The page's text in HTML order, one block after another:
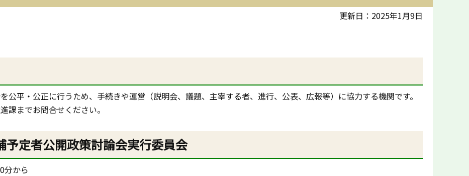
更新日：2025年1月9日
公平・公正に行うため、手続きや運営（説明会、議題、主宰する者、進行、公表、広報等）に協力する機関です。
課までお問合せください。
定者公開政策討論会実行委員会
分から